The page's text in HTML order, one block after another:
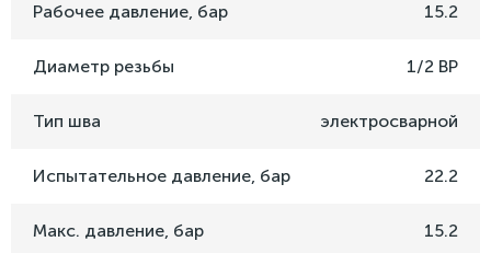
Рабочее давление, бар 15.2
Диаметр резьбы 1/2 ВР
Тип шва электросварной
Испытательное давление, бар 22.2
Макс. давление, бар 15.2